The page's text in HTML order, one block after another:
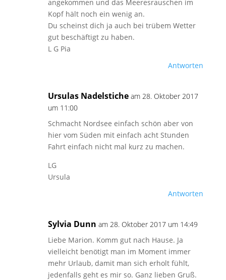
angekommen und das Meeresrauschen im
Kopf hält noch ein wenig an.
Du scheinst dich ja auch bei trübem Wetter
gut beschäftigt zu haben.
L G Pia
Antworten
Ursulas Nadelstiche am 28. Oktober 2017
um 11:00
Schmacht Nordsee einfach schön aber von
hier vom Süden mit einfach acht Stunden
Fahrt einfach nicht mal kurz zu machen.
LG
Ursula
Antworten
Sylvia Dunn am 28. Oktober 2017 um 14:49
Liebe Marion. Komm gut nach Hause. Ja
vielleicht benötigt man im Moment immer
mehr Urlaub, damit man sich erholt fühlt,
jedenfalls geht es mir so. Ganz lieben Gruß.